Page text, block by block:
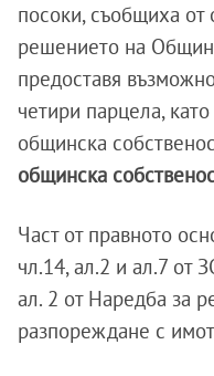
посоки, съобщиха от
решението на
предоставя
четири парцела,
общинска
общинска
Част от правното
чл.14, ал.2 и ал.7 от
ал. 2 от Наредба за
разпореждане с